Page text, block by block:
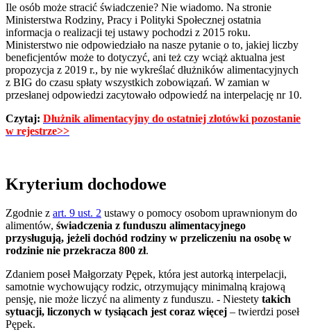
Ile osób może stracić świadczenie? Nie wiadomo. Na stronie
Ministerstwa Rodziny, Pracy i Polityki Społecznej ostatnia
informacja o realizacji tej ustawy pochodzi z 2015 roku.
Ministerstwo nie odpowiedziało na nasze pytanie o to, jakiej liczby
beneficjentów może to dotyczyć, ani też czy wciąż aktualna jest
propozycja z 2019 r., by nie wykreślać dłużników alimentacyjnych
z BIG do czasu spłaty wszystkich zobowiązań. W zamian w
przesłanej odpowiedzi zacytowało odpowiedź na interpelację nr 10.
Czytaj: Dłużnik alimentacyjny do ostatniej złotówki pozostanie
w rejestrze>>
Kryterium dochodowe
Zgodnie z art. 9 ust. 2 ustawy o pomocy osobom uprawnionym do
alimentów, świadczenia z funduszu alimentacyjnego
przysługują, jeżeli dochód rodziny w przeliczeniu na osobę w
rodzinie nie przekracza 800 zł.
Zdaniem poseł Małgorzaty Pępek, która jest autorką interpelacji,
samotnie wychowujący rodzic, otrzymujący minimalną krajową
pensję, nie może liczyć na alimenty z funduszu. - Niestety takich
sytuacji, liczonych w tysiącach jest coraz więcej – twierdzi poseł
Pępek.